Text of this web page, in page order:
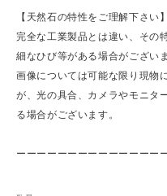
【天然石の特性をご理解下さい】
完全な工業製品とは違い、その
細なひび等がある場合がございま
画像については可能な限り現物
が、光の具合、カメラやモニタ
る場合がございます。
ーーーーーーーーーーーーーー